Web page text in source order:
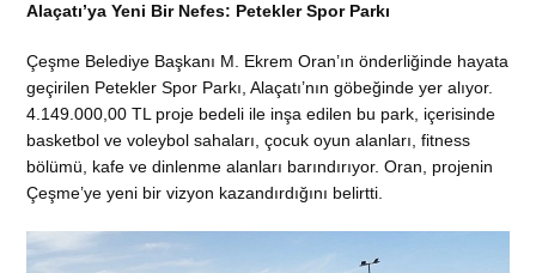
Alaçatı’ya Yeni Bir Nefes: Petekler Spor Parkı
Çeşme Belediye Başkanı M. Ekrem Oran’ın önderliğinde hayata
geçirilen Petekler Spor Parkı, Alaçatı’nın göbeğinde yer alıyor.
4.149.000,00 TL proje bedeli ile inşa edilen bu park, içerisinde
basketbol ve voleybol sahaları, çocuk oyun alanları, fitness
bölümü, kafe ve dinlenme alanları barındırıyor. Oran, projenin
Çeşme’ye yeni bir vizyon kazandırdığını belirtti.